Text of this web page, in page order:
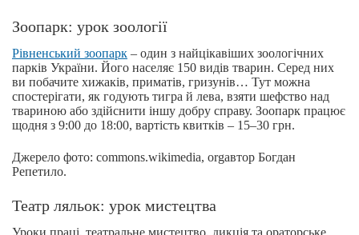
Зоопарк: урок зоології
Рівненський зоопарк – один з найцікавіших зоологічних
парків України. Його населяє 150 видів тварин. Серед них
ви побачите хижаків, приматів, гризунів… Тут можна
спостерігати, як годують тигра й лева, взяти шефство над
твариною або здійснити іншу добру справу. Зоопарк працює
щодня з 9:00 до 18:00, вартість квитків – 15–30 грн.
Джерело фото: commons.wikimedia, orgавтор Богдан
Репетило.
Театр ляльок: урок мистецтва
Уроки праці, театральне мистецтво, дикція та ораторське